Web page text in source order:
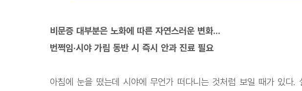
비문증 대부분은 노화에 따른 자연스러운 변화...
번쩍임·시야 가림 동반 시 즉시 안과 진료 필요
아침에 눈을 떴는데 시야에 무언가 떠다니는 것처럼 보일 때가 있다.